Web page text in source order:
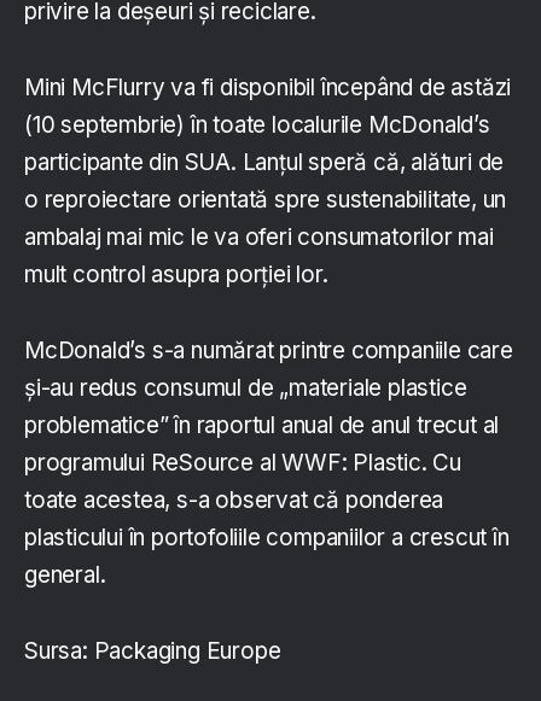
privire la deșeuri și reciclare.
Mini McFlurry va fi disponibil începând de astăzi
(10 septembrie) în toate localurile McDonald’s
participante din SUA. Lanțul speră că, alături de
o reproiectare orientată spre sustenabilitate, un
ambalaj mai mic le va oferi consumatorilor mai
mult control asupra porției lor.
McDonald’s s-a numărat printre companiile care
și-au redus consumul de „materiale plastice
problematice” în raportul anual de anul trecut al
programului ReSource al WWF: Plastic. Cu
toate acestea, s-a observat că ponderea
plasticului în portofoliile companiilor a crescut în
general.
Sursa: Packaging Europe